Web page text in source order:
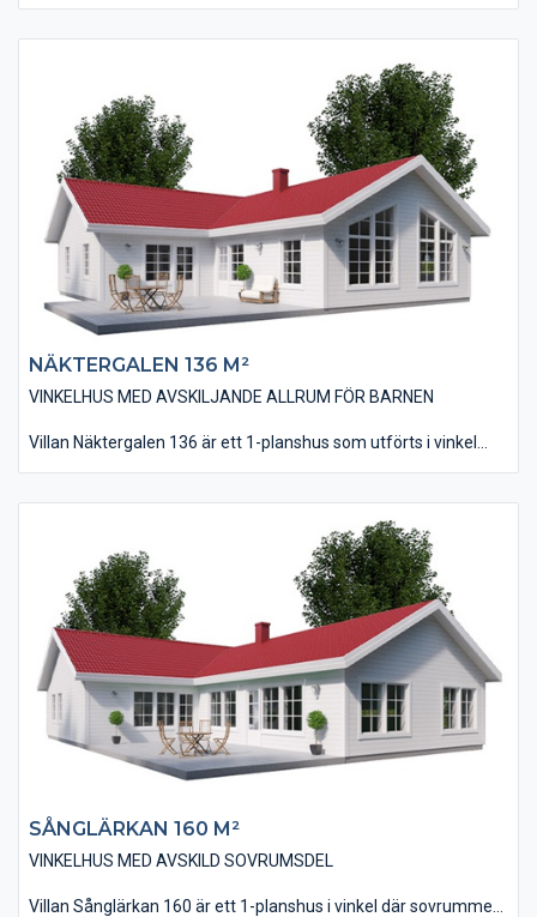
Invändigt har huset en lagom öppenhet i planlösningen med en
direkt närhet mellan kök/matplats och vardagsrum. I huset
finns tre stycken väl tilltagna sovrum och dessutom ett allrum
som kan användas som TV-rum. Vardagsrummet har ett
ryggåstak, vilket ger rummet en känsla av extrarymd och -
volym.
NÄKTERGALEN 136 M²
VINKELHUS MED AVSKILJANDE ALLRUM FÖR BARNEN
Villan Näktergalen 136 är ett 1-planshus som utförts i vinkel
barnens ligger i anslutning till husets allrum. Vardagsrum, kök
och matplats har utförts med ett ryggåstak vilket bidrar till en
härlig rymdkänsla.
SÅNGLÄRKAN 160 M²​
VINKELHUS MED AVSKILD SOVRUMSDEL
Villan Sånglärkan 160 är ett 1-planshus i vinkel där sovrummen